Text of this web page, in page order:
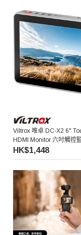
Viltrox 唯卓 DC-X2 6"
HDMI Monitor 六吋觸控
HK$1,448